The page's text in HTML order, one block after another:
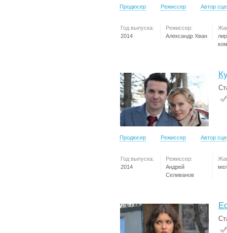
Продюсер Режиссер Автор
Год выпуска:
2014
Режиссер:
Александр Хван
Продюсер Режиссер Автор
Год выпуска:
2014
Режиссер:
Андрей
Селиванов